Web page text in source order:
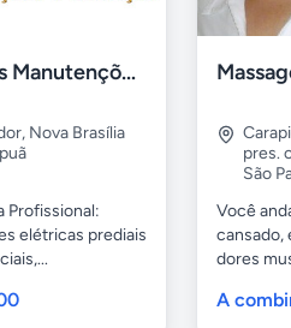
Tercriss Manutenções e Serviços
, Nova Brasília
Profissional:
elétricas prediais
pres.
São
Você
cansado,
dores
A